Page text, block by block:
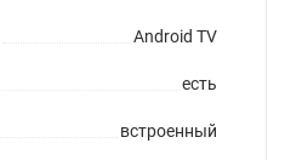
Android TV
есть
встроенный